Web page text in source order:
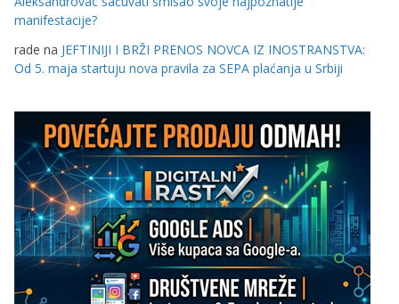
manifestacije?
rade na JEFTINIJI I BRŽI PRENOS NOVCA IZ INOSTRANSTVA:
Od 5. maja startuju nova pravila za SEPA plaćanja u Srbiji